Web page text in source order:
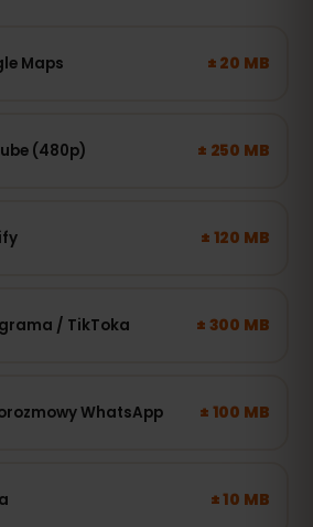
Maps ± 20 MB
(480p) ± 250 MB
± 120 MB
/ TikToka ± 300 MB
WhatsApp ± 100 MB
± 10 MB